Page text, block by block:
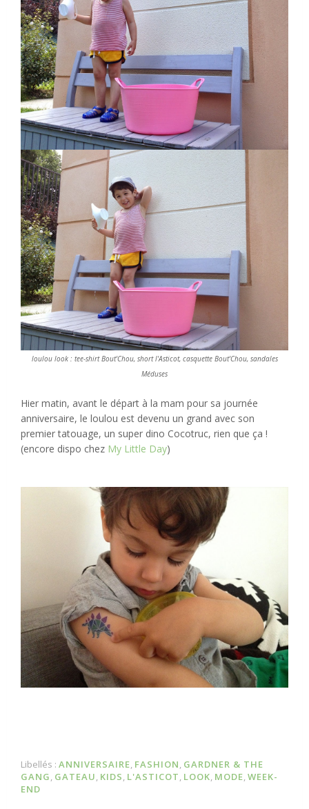
loulou look : tee-shirt Bout'Chou, short l'Asticot, casquette Bout'Chou, sandales
Méduses
Hier matin, avant le départ à la mam pour sa journée
anniversaire, le loulou est devenu un grand avec son
premier tatouage, un super dino Cocotruc, rien que ça !
(encore dispo chez My Little Day)
Libellés : ANNIVERSAIRE, FASHION, GARDNER & THE
GANG, GATEAU, KIDS, L'ASTICOT, LOOK, MODE,WEEK-
END